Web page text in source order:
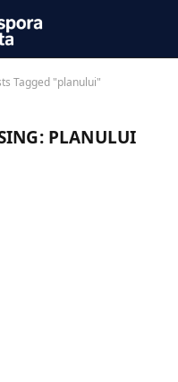
Tagged "planului"
PLANULUI